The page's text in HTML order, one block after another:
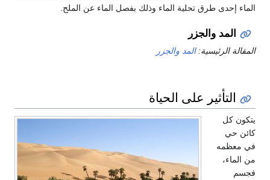
الماء إحدى طرق تحلية الماء وذلك بفصل الماء عن الملح.
المد والجزر
المقالة الرئيسية:المد والجزر
التأثير على الحياة
يتكون كل
كائن حي
في معظمه
من الماء،
فجسم